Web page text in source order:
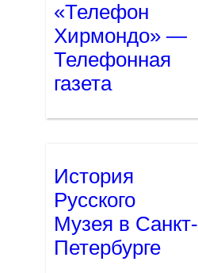
«Телефон
Хирмондо» —
Телефонная
газета
История
Русского
Музея в Санкт-
Петербурге